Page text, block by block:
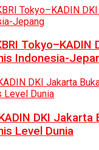
Tokyo–KADIN
Indonesia-
DKI Jakarta
Level Dunia